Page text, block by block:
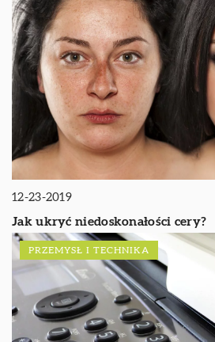
12-23-2019
Jak ukryć niedoskonałości cery?
PRZEMYSŁ I TECHNIKA